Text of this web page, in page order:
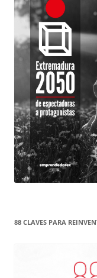
88 CLAVES PARA